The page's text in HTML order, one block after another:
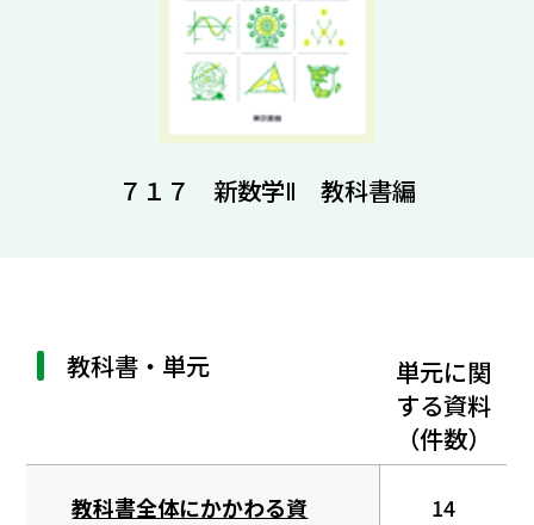
７１７ 新数学Ⅱ 教科書編
教科書・単元
単元に関
する資料
（件数）
教科書全体にかかわる資
14